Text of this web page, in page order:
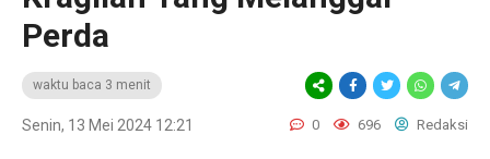
Perda
waktu baca 3 menit
Senin, 13 Mei 2024 12:21 0 696 Redaksi